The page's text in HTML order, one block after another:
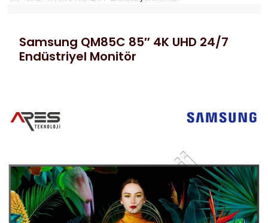
Samsung QM85C 85″ 4K UHD 24/7
Endüstriyel Monitör